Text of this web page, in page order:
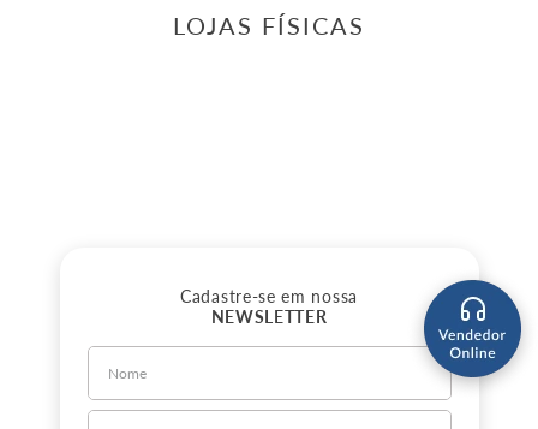
LOJAS FÍSICAS
Cadastre-se em nossa
NEWSLETTER